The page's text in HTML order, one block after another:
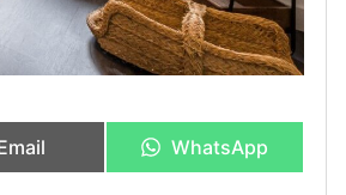
en
WhatsApp
en